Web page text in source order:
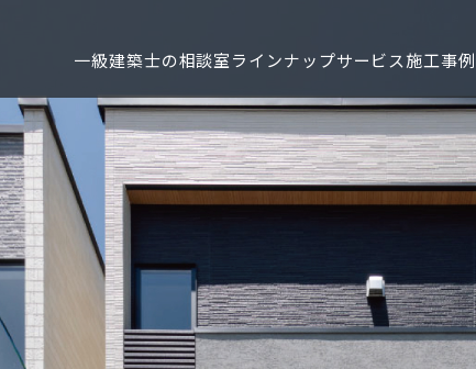
一級建築士の相談室ラインナップサービス施工事例
イベント情報
お客様の声
動画ギャラリー
よくあるご質問
お問い合わせ
お問
施